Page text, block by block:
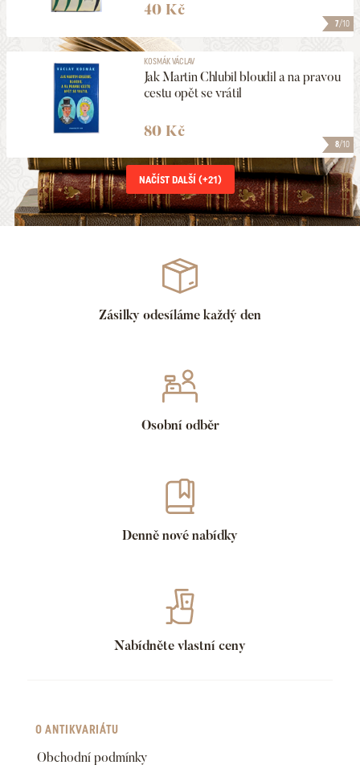
7/10
40 Kč
8/10
KOSMÁK VÁCLAV
Jak Martin Chlubil bloudil a na pravou
cestu opět se vrátil
80 Kč
NAČÍST DALŠÍ (+21)
Zásilky odesíláme každý den
Osobní odběr
Denně nové nabídky
Nabídněte vlastní ceny
O ANTIKVARIÁTU
Obchodní podmínky